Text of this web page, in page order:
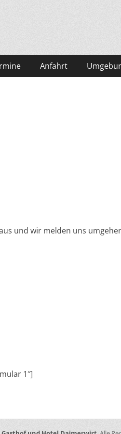
Anfahrt
und wir melden uns
1″]